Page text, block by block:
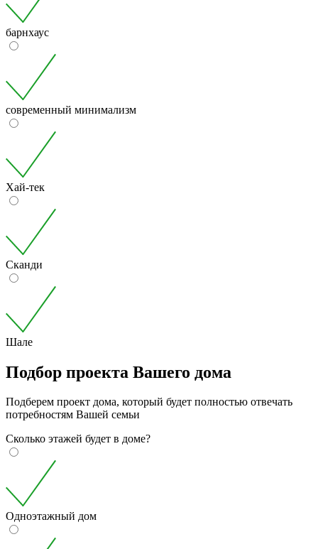
барнхаус
современный минимализм
Хай-тек
Сканди
Шале
Подбор проекта Вашего дома
Подберем проект дома, который будет полностью отвечать
потребностям Вашей семьи
Сколько этажей будет в доме?
Одноэтажный дом